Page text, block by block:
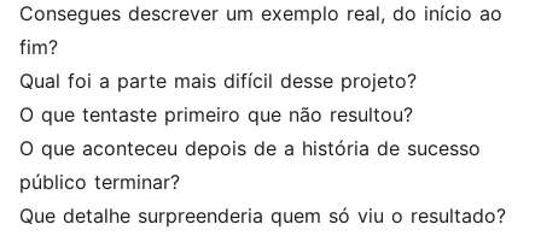
Consegues descrever um exemplo real, do início ao
fim?
Qual foi a parte mais difícil desse projeto?
O que tentaste primeiro que não resultou?
O que aconteceu depois de a história de sucesso
público terminar?
Que detalhe surpreenderia quem só viu o resultado?